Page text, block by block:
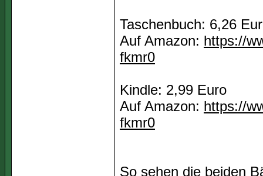
Taschenbuch: 6,26
Auf Amazon: https://
fkmr0
Kindle: 2,99 Euro
Auf Amazon: https://
fkmr0
So sehen die beiden